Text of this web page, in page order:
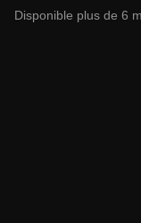
Disponible plus de 6